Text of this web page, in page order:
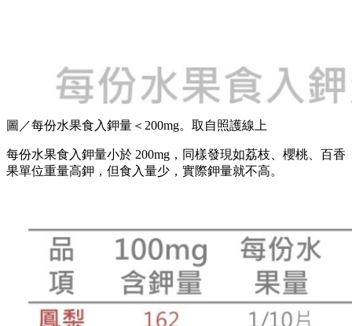
圖／每份水果食入鉀量＜200mg。取自照護線上
每份水果食入鉀量小於 200mg，同樣發現如荔枝、櫻桃、百香
果單位重量高鉀，但食入量少，實際鉀量就不高。